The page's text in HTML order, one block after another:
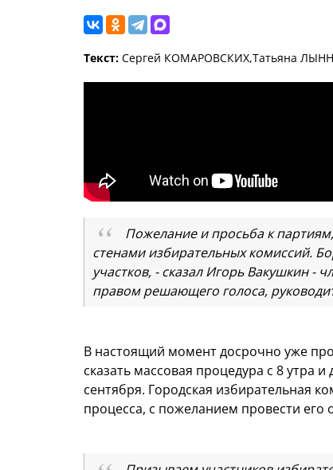
Текст: Сергей КОМАРОВСКИХ,Татьяна
Пожелание и просьба к
стенами избирательных комиссий.
участков, - сказал Игорь Вакушкин -
правом решающего голоса,
В настоящий момент досрочно уже
сказать массовая процедура с 8 утра
сентября. Городская избирательная
процесса, с пожеланием провести его